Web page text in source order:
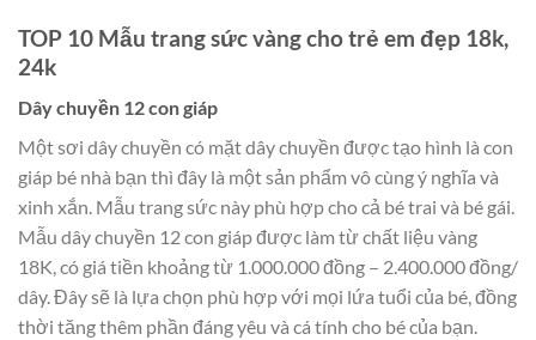
TOP 10 Mẫu trang sức vàng cho trẻ em đẹp 18k,
24k
Dây chuyền 12 con giáp
Một sơi dây chuyền có mặt dây chuyền được tạo hình là con
giáp bé nhà bạn thì đây là một sản phẩm vô cùng ý nghĩa và
xinh xắn. Mẫu trang sức này phù hợp cho cả bé trai và bé gái.
Mẫu dây chuyền 12 con giáp được làm từ chất liệu vàng
18K, có giá tiền khoảng từ 1.000.000 đồng – 2.400.000 đồng/
dây. Đây sẽ là lựa chọn phù hợp với mọi lứa tuổi của bé, đồng
thời tăng thêm phần đáng yêu và cá tính cho bé của bạn.